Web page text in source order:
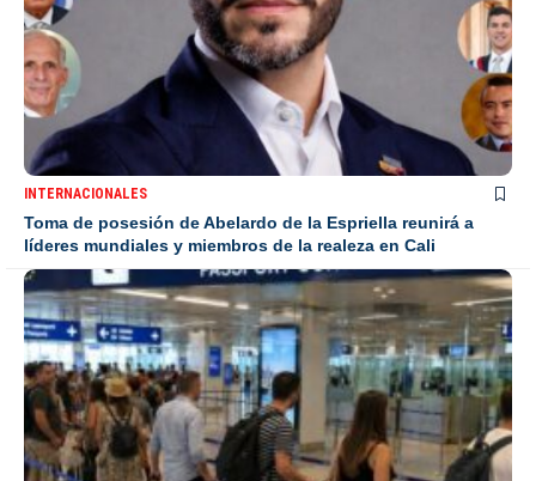
INTERNACIONALES
Toma de posesión de Abelardo de la Espriella reunirá a
líderes mundiales y miembros de la realeza en Cali